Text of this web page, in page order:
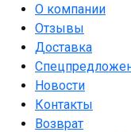
О компании
Отзывы
Доставка
Новости
Контакты
Возврат